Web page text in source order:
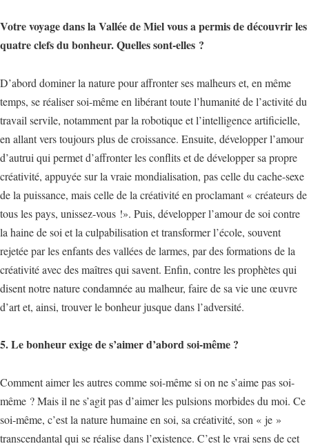
Votre voyage dans la Vallée de Miel vous a permis de découvrir les
quatre clefs du bonheur. Quelles sont-elles ?
D’abord dominer la nature pour affronter ses malheurs et, en même
temps, se réaliser soi-même en libérant toute l’humanité de l’activité du
travail servile, notamment par la robotique et l’intelligence artificielle,
en allant vers toujours plus de croissance. Ensuite, développer l’amour
d’autrui qui permet d’affronter les conflits et de développer sa propre
créativité, appuyée sur la vraie mondialisation, pas celle du cache-sexe
de la puissance, mais celle de la créativité en proclamant « créateurs de
tous les pays, unissez-vous !». Puis, développer l’amour de soi contre
la haine de soi et la culpabilisation et transformer l’école, souvent
rejetée par les enfants des vallées de larmes, par des formations de la
créativité avec des maîtres qui savent. Enfin, contre les prophètes qui
disent notre nature condamnée au malheur, faire de sa vie une œuvre
d’art et, ainsi, trouver le bonheur jusque dans l’adversité.
5. Le bonheur exige de s’aimer d’abord soi-même ?
Comment aimer les autres comme soi-même si on ne s’aime pas soi-
même ? Mais il ne s’agit pas d’aimer les pulsions morbides du moi. Ce
soi-même, c’est la nature humaine en soi, sa créativité, son « je »
transcendantal qui se réalise dans l’existence. C’est le vrai sens de cet